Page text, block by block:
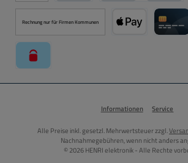
PayPal Kredit- oder
Rechnung nur für Firmen Kommunen
Informationen Service
Alle Preise inkl. gesetzl. Mehrwertsteuer zzgl.
Nachnahmegebühren, wenn nicht anders
© 2026 HENRI elektronik - Alle Rechte